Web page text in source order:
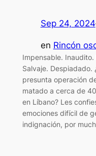
Sep 24, 2024
en Rincón
Impensable.
Salvaje. Despiadado.
presunta operación
matado a cerca de
en Líbano? Les
emociones difícil de
indignación, por